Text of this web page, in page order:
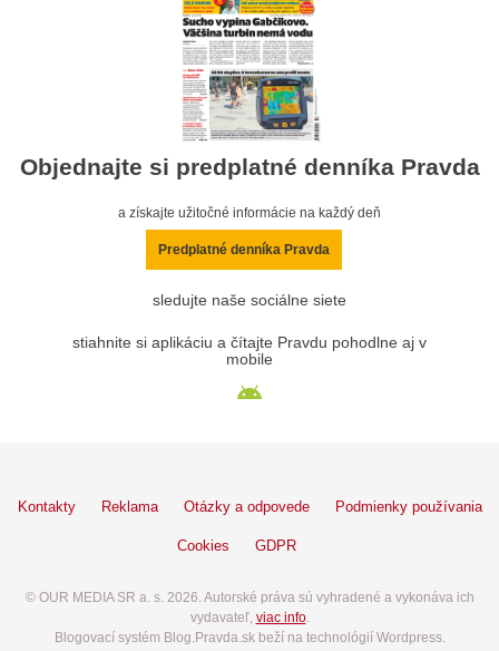
Objednajte si predplatné denníka Pravda
a získajte užitočné informácie na každý deň
Predplatné denníka Pravda
sledujte naše sociálne siete
stiahnite si aplikáciu a čítajte Pravdu pohodlne aj v
mobile
Kontakty Reklama Otázky a odpovede Podmienky používania
Cookies GDPR
© OUR MEDIA SR a. s. 2026. Autorské práva sú vyhradené a vykonáva ich
vydavateľ, viac info.
Blogovací systém Blog.Pravda.sk beží na technológií Wordpress.